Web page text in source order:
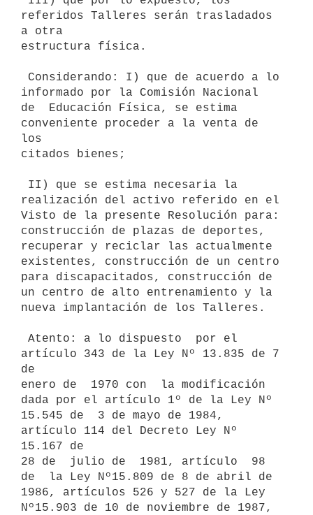
referidos Talleres serán trasladados
a otra
estructura física.
informado por la Comisión Nacional
de  Educación Física, se estima
conveniente proceder a la venta de
los
citados bienes;
realización del activo referido en el
Visto de la presente Resolución para:
construcción de plazas de deportes,
recuperar y reciclar las actualmente
existentes, construcción de un centro
para discapacitados, construcción de
un centro de alto entrenamiento y la
nueva implantación de los Talleres.
artículo 343 de la Ley Nº 13.835 de 7
de
enero de  1970 con  la modificación
dada por el artículo 1º de la Ley Nº
15.545 de  3 de mayo de 1984,
artículo 114 del Decreto Ley Nº
15.167 de
28 de  julio de  1981, artículo  98
de  la Ley Nº15.809 de 8 de abril de
1986, artículos 526 y 527 de la Ley
Nº15.903 de 10 de noviembre de 1987,